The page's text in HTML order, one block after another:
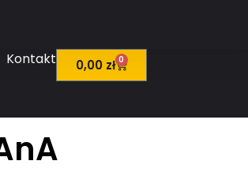
Kontakt 0,00 zł 0